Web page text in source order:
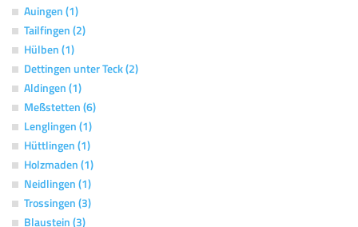
Auingen (1)
Tailfingen (2)
Hülben (1)
Dettingen unter Teck (2)
Aldingen (1)
Meßstetten (6)
Lenglingen (1)
Hüttlingen (1)
Holzmaden (1)
Neidlingen (1)
Trossingen (3)
Blaustein (3)